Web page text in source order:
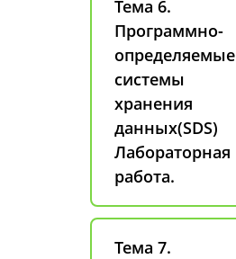
Тема 6.
Программно-
определяемые
системы
хранения
данных(SDS)
Лабораторная
работа.
Тема 7.